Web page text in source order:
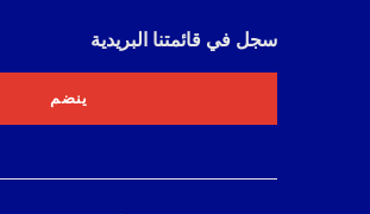
سجل في قائمتنا البريدية
ينضم